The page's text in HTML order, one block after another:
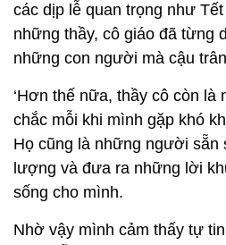
các dịp lễ quan trọng như
những thầy, cô giáo đã từng
những con người mà cậu
‘Hơn thế nữa, thầy cô còn
chắc mỗi khi mình gặp khó
Họ cũng là những người sẵn
lượng và đưa ra những lời
sống cho mình.
Nhờ vậy mình cảm thấy tự